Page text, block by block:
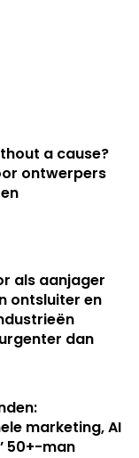
a cause?
ontwerpers
als aanjager
ontsluiter en
dan
marketing, AI
50+-man